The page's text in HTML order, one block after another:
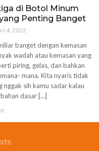
di Botol Minum
Penting Banget
4, 2022
banget dengan kemasan
wadah atau kemasan yang
piring, gelas, dan bahkan
mana. Kita nyaris tidak
nggak sih kamu sadar kalau
dasar […]